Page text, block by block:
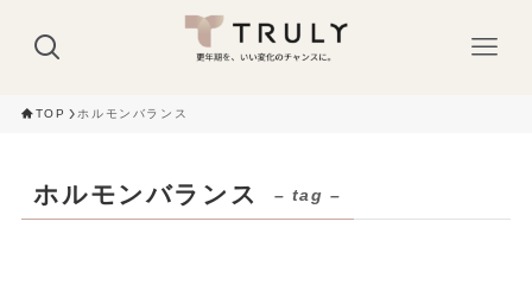
TOP ホルモンバランス
ホルモンバランス – tag –